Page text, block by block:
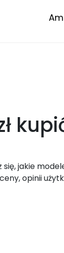
jakie
opinii